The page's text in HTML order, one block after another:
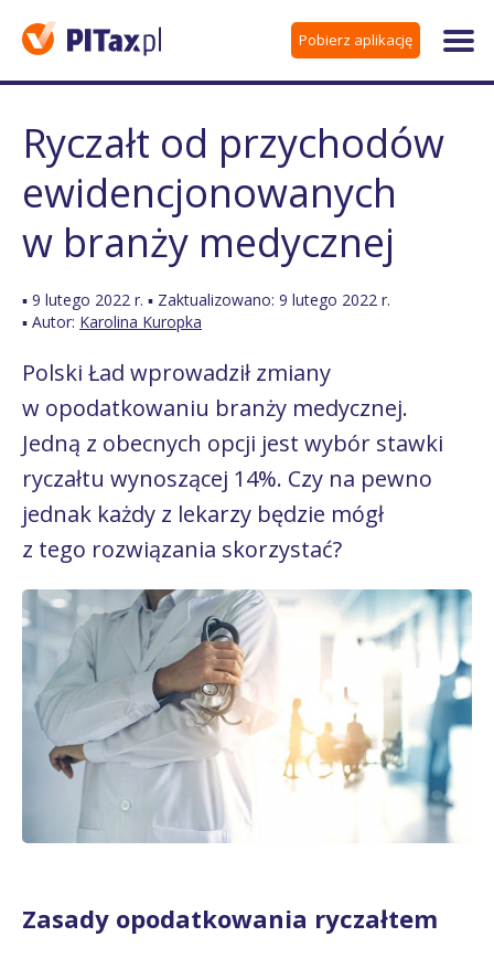
Pobierz aplikację
Ryczałt od przychodów
ewidencjonowanych
w branży medycznej
▪ 9 lutego 2022 r. ▪ Zaktualizowano: 9 lutego 2022 r.
▪ Autor: Karolina Kuropka
Polski Ład wprowadził zmiany
w opodatkowaniu branży medycznej.
Jedną z obecnych opcji jest wybór stawki
ryczałtu wynoszącej 14%. Czy na pewno
jednak każdy z lekarzy będzie mógł
z tego rozwiązania skorzystać?
Zasady opodatkowania ryczałtem